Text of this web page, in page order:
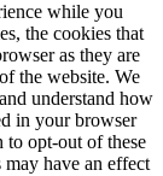
while you
the cookies that
as they are
the website. We
understand how
in your browser
to opt-out of these
have an effect